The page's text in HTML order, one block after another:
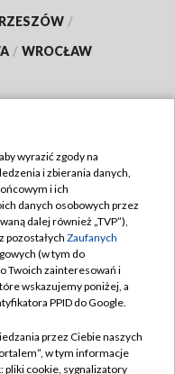
RZESZÓW /
/ WROCŁAW
wyrazić zgody na
i zbierania danych,
i ich
danych osobowych przez
dalej również „TVP”),
pozostałych Zaufanych
(w tym do
Twoich zainteresowań i
wskazujemy poniżej, a
PPID do Google.
przez Ciebie naszych
w tym informacje
pliki cookie, sygnalizatory